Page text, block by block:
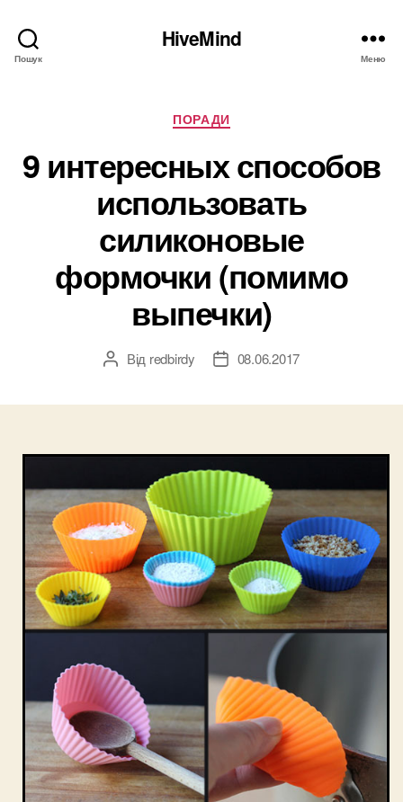
Пошук
HiveMind
Меню
Категорії
ПОРАДИ
9 интересных способов
использовать
силиконовые
формочки (помимо
выпечки)
Автор
Від redbirdy
Дата08.06.2017